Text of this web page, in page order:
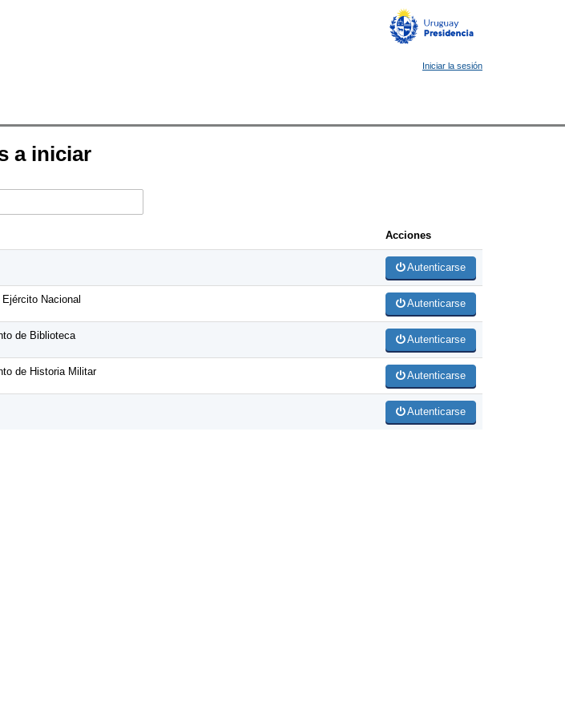
Iniciar la sesión
a iniciar
Acciones
Autenticarse
Nacional Autenticarse
de Biblioteca Autenticarse
de Historia Militar Autenticarse
Autenticarse